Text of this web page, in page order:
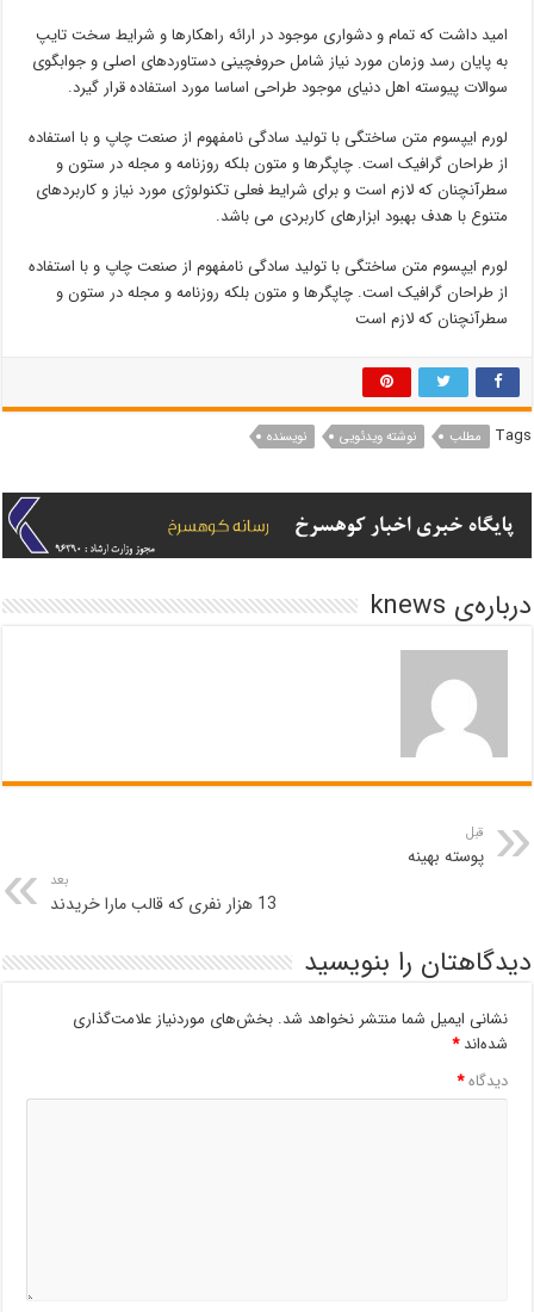
امید داشت که تمام و دشواری موجود در ارائه راهکارها و شرایط سخت تایپ
به پایان رسد وزمان مورد نیاز شامل حروفچینی دستاوردهای اصلی و جوابگوی
سوالات پیوسته اهل دنیای موجود طراحی اساسا مورد استفاده قرار گیرد.
لورم ایپسوم متن ساختگی با تولید سادگی نامفهوم از صنعت چاپ و با استفاده
از طراحان گرافیک است. چاپگرها و متون بلکه روزنامه و مجله در ستون و
سطرآنچنان که لازم است و برای شرایط فعلی تکنولوژی مورد نیاز و کاربردهای
متنوع با هدف بهبود ابزارهای کاربردی می باشد.
لورم ایپسوم متن ساختگی با تولید سادگی نامفهوم از صنعت چاپ و با استفاده
از طراحان گرافیک است. چاپگرها و متون بلکه روزنامه و مجله در ستون و
سطرآنچنان که لازم است
Tags مطلب نوشته ویدئویی نویسنده
درباره‌ی knews
قبل
پوسته بهینه
بعد
13 هزار نفری که قالب مارا خریدند
دیدگاهتان را بنویسید
نشانی ایمیل شما منتشر نخواهد شد. بخش‌های موردنیاز علامت‌گذاری
شده‌اند*
دیدگاه*